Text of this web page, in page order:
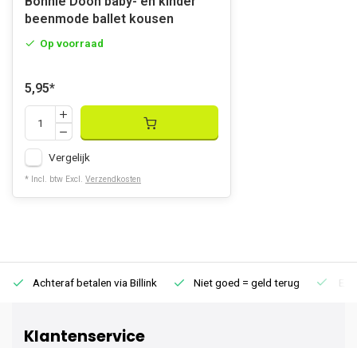
beenmode ballet kousen
Op voorraad
5,95*
Vergelijk
* Incl. btw Excl. Verzendkosten
Achteraf betalen via Billink Niet goed = geld terug
Klantenservice